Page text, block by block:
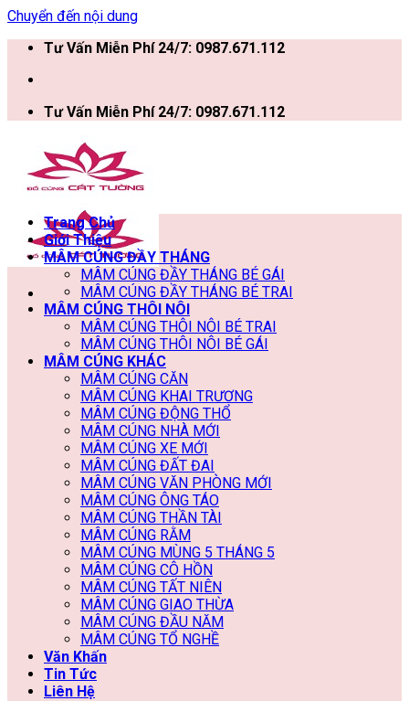
Chuyển đến nội dung
Tư Vấn Miễn Phí 24/7: 0987.671.112
Tư Vấn Miễn Phí 24/7: 0987.671.112
Trang Chủ
Giới Thiệu
MÂM CÚNG ĐẦY THÁNG
MÂM CÚNG ĐẦY THÁNG BÉ GÁI
MÂM CÚNG ĐẦY THÁNG BÉ TRAI
MÂM CÚNG THÔI NÔI
MÂM CÚNG THÔI NÔI BÉ TRAI
MÂM CÚNG THÔI NÔI BÉ GÁI
MÂM CÚNG KHÁC
MÂM CÚNG CĂN
MÂM CÚNG KHAI TRƯƠNG
MÂM CÚNG ĐỘNG THỔ
MÂM CÚNG NHÀ MỚI
MÂM CÚNG XE MỚI
MÂM CÚNG ĐẤT ĐAI
MÂM CÚNG VĂN PHÒNG MỚI
MÂM CÚNG ÔNG TÁO
MÂM CÚNG THẦN TÀI
MÂM CÚNG RẰM
MÂM CÚNG MÙNG 5 THÁNG 5
MÂM CÚNG CÔ HỒN
MÂM CÚNG TẤT NIÊN
MÂM CÚNG GIAO THỪA
MÂM CÚNG ĐẦU NĂM
MÂM CÚNG TỔ NGHỀ
Văn Khấn
Tin Tức
Liên Hệ